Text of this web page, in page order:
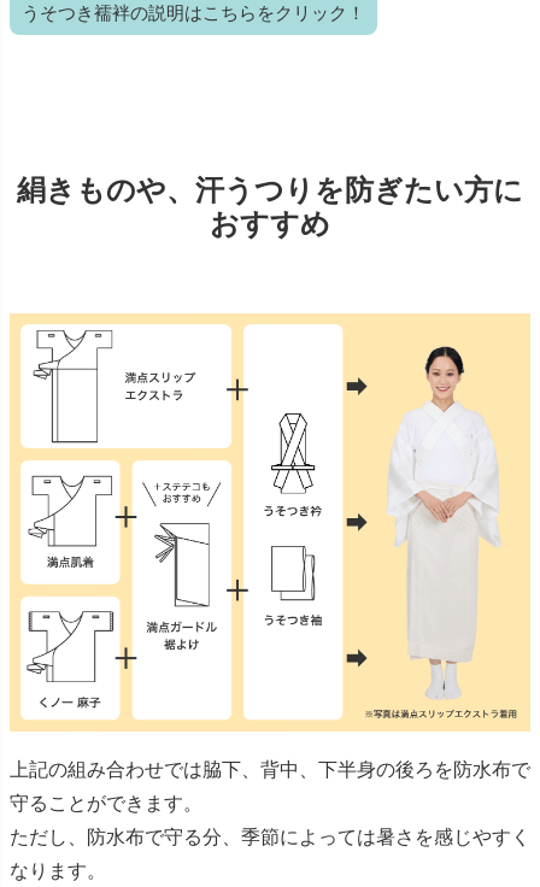
うそつき襦袢の説明はこちらをクリック！
絹きものや、汗うつりを防ぎたい方に
おすすめ
上記の組み合わせでは脇下、背中、下半身の後ろを防水布で
守ることができます。
ただし、防水布で守る分、季節によっては暑さを感じやすく
なります。